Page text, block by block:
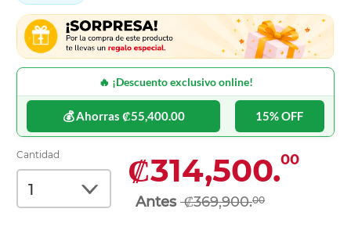
🔥 ¡Descuento exclusivo online!
💰 Ahorras ₡55,400.00 15% OFF
Cantidad ₡314,500.00
₡369,900.00